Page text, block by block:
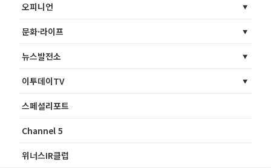
오피니언
문화·라이프
뉴스발전소
이투데이TV
스페셜리포트
Channel 5
위너스IR클럽